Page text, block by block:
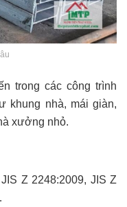
trong các công trình
khung nhà, mái giàn,
xưởng nhỏ.
Z 2248:2009, JIS Z